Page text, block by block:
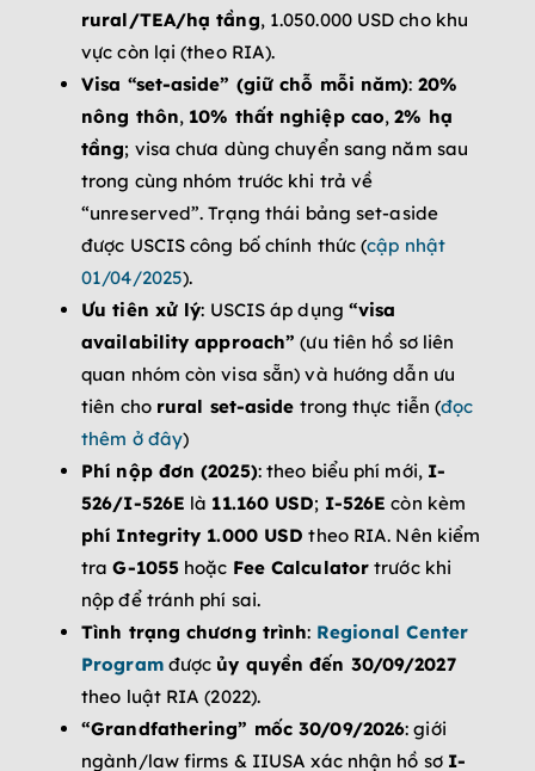
rural/TEA/hạ tầng, 1.050.000 USD cho khu
vực còn lại (theo RIA).
Visa “set-aside” (giữ chỗ mỗi năm): 20%
nông thôn, 10% thất nghiệp cao,2% hạ
tầng; visa chưa dùng chuyển sang năm sau
trong cùng nhóm trước khi trả về
“unreserved”. Trạng thái bảng set-aside
được USCIS công bố chính thức (cập nhật
01/04/2025).
Ưu tiên xử lý: USCIS áp dụng “visa
availability approach” (ưu tiên hồ sơ liên
quan nhóm còn visa sẵn) và hướng dẫn ưu
tiên cho rural set-aside trong thực tiễn (đọc
thêm ở đây)
Phí nộp đơn (2025): theo biểu phí mới, I-
526/I-526E là 11.160 USD; I-526E còn kèm
phí Integrity 1.000 USD theo RIA. Nên kiểm
traG-1055 hoặc Fee Calculator trước khi
nộp để tránh phí sai.
Tình trạng chương trình: Regional Center
Programđược ủy quyền đến 30/09/2027
theo luật RIA (2022).
“Grandfathering” mốc 30/09/2026: giới
ngành/law firms & IIUSA xác nhận hồ sơ I-